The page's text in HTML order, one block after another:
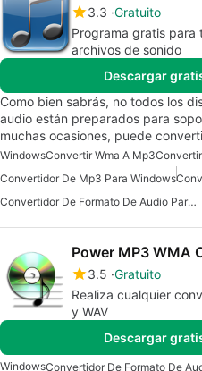
3.3 Gratuito
Programa gratis para
archivos de sonido
Descargar
Como bien sabrás, no todos los
audio están preparados para
muchas ocasiones, puede
WindowsConvertir Wma A Mp3
Convertidor De Mp3 Para Windows
Convertidor De Formato De Audio Para Windows
Power MP3 WMA
3.5 Gratuito
Realiza cualquier
y WAV
Descargar
Windows